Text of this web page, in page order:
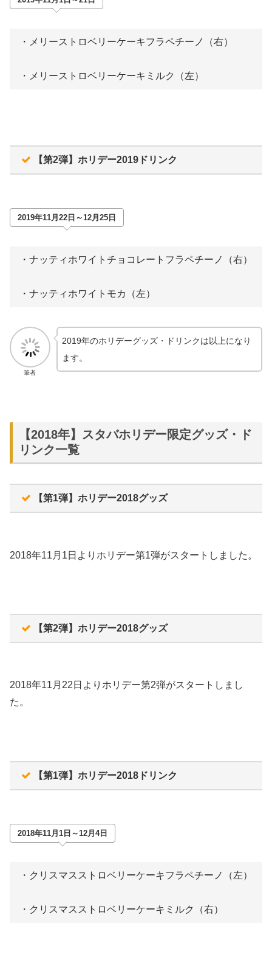
・メリーストロベリーケーキフラペチーノ（右）
・メリーストロベリーケーキミルク（左）
【第2弾】ホリデー2019ドリンク
2019年11月22日～12月25日
・ナッティホワイトチョコレートフラペチーノ（右）
・ナッティホワイトモカ（左）
筆者
2019年のホリデーグッズ・ドリンクは以上になり
ます。
【2018年】スタバホリデー限定グッズ・ド
リンク一覧
【第1弾】ホリデー2018グッズ
2018年11月1日よりホリデー第1弾がスタートしました。
【第2弾】ホリデー2018グッズ
2018年11月22日よりホリデー第2弾がスタートしまし
た。
【第1弾】ホリデー2018ドリンク
2018年11月1日～12月4日
・クリスマスストロベリーケーキフラペチーノ（左）
・クリスマスストロベリーケーキミルク（右）